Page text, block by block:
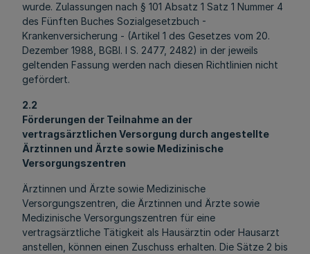
wurde. Zulassungen nach § 101 Absatz 1 Satz 1 Nummer 4
des Fünften Buches Sozialgesetzbuch -
Krankenversicherung - (Artikel 1 des Gesetzes vom 20.
Dezember 1988, BGBl. I S. 2477, 2482) in der jeweils
geltenden Fassung werden nach diesen Richtlinien nicht
gefördert.
2.2
Förderungen der Teilnahme an der
vertragsärztlichen Versorgung durch angestellte
Ärztinnen und Ärzte sowie Medizinische
Versorgungszentren
Ärztinnen und Ärzte sowie Medizinische
Versorgungszentren, die Ärztinnen und Ärzte sowie
Medizinische Versorgungszentren für eine
vertragsärztliche Tätigkeit als Hausärztin oder Hausarzt
anstellen, können einen Zuschuss erhalten. Die Sätze 2 bis